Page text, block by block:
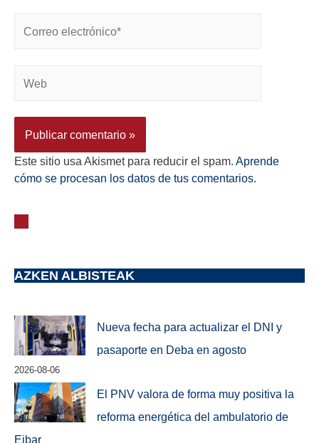
Este sitio usa Akismet para reducir el spam. Aprende
cómo se procesan los datos de tus comentarios.
AZKEN ALBISTEAK
Nueva fecha para actualizar el DNI y
pasaporte en Deba en agosto
2026-08-06
El PNV valora de forma muy positiva la
reforma energética del ambulatorio de
Eibar